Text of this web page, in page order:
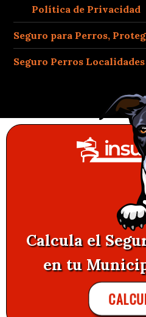
Política de Privacidad
Seguro para Perros,
Seguro Perros Localidades
Calcula el
en tu